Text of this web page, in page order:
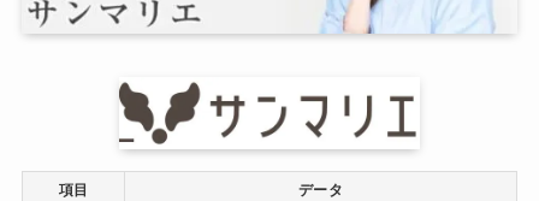
項目 データ